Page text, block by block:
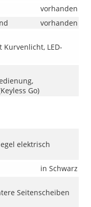
vorhanden
vorhanden
LED-
Go)
elektrisch
in Schwarz
Seitenscheiben